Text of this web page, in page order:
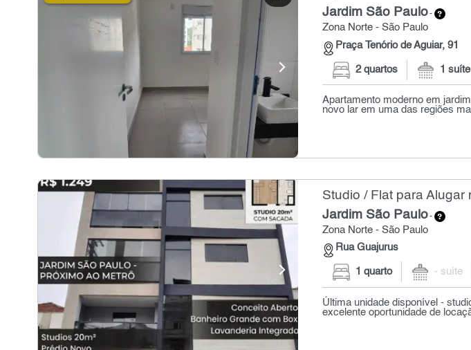
Jardim São Paulo-
Zona Norte - São Paulo
Praça Tenório de Aguiar, 91
2 quartos 1 suíte
Apartamento moderno em
novo lar em uma das regiões
Studio / Flat para Alugar
Jardim São Paulo-
Zona Norte - São Paulo
Rua Guajurus
1 quarto - suíte
Última unidade disponível -
excelente oportunidade de